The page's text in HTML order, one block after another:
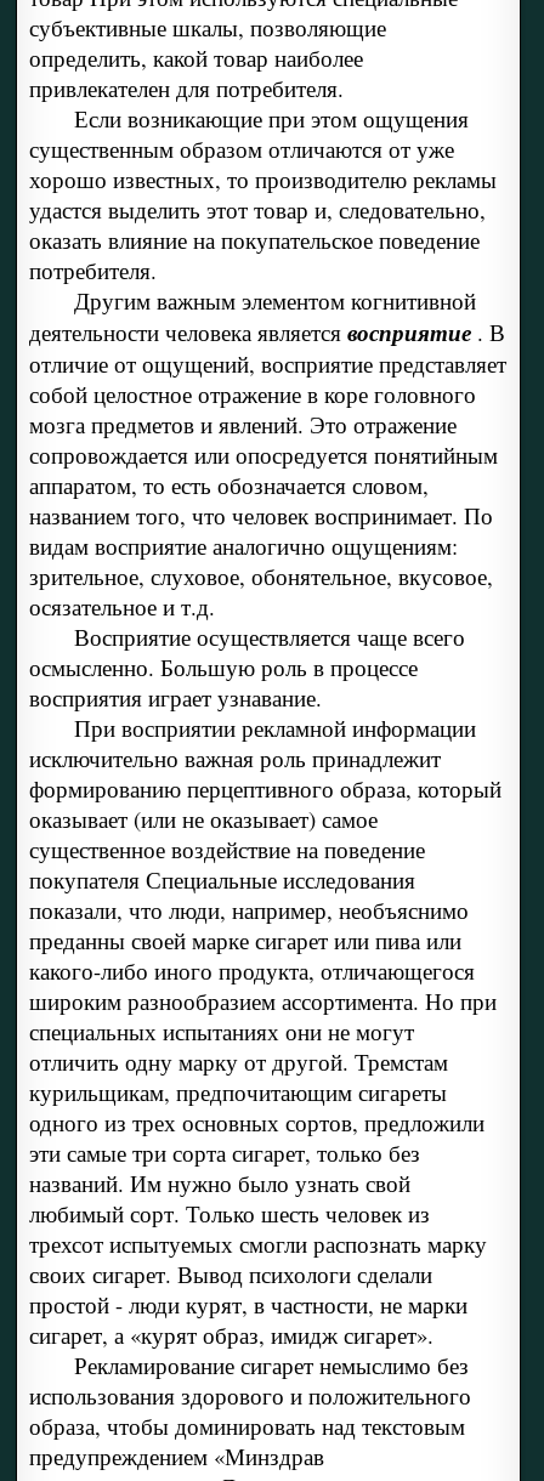
субъективные шкалы, позволяющие
определить, какой товар наиболее
привлекателен для потребителя.
Если возникающие при этом ощущения
существенным образом отличаются от уже
хорошо известных, то производителю рекламы
удастся выделить этот товар и, следовательно,
оказать влияние на покупательское поведение
потребителя.
Другим важным элементом когнитивной
деятельности человека является восприятие . В
отличие от ощущений, восприятие представляет
собой целостное отражение в коре головного
мозга предметов и явлений. Это отражение
сопровождается или опосредуется понятийным
аппаратом, то есть обозначается словом,
названием того, что человек воспринимает. По
видам восприятие аналогично ощущениям:
зрительное, слуховое, обонятельное, вкусовое,
осязательное и т.д.
Восприятие осуществляется чаще всего
осмысленно. Большую роль в процессе
восприятия играет узнавание.
При восприятии рекламной информации
исключительно важная роль принадлежит
формированию перцептивного образа, который
оказывает (или не оказывает) самое
существенное воздействие на поведение
покупателя Специальные исследования
показали, что люди, например, необъяснимо
преданны своей марке сигарет или пива или
какого-либо иного продукта, отличающегося
широким разнообразием ассортимента. Но при
специальных испытаниях они не могут
отличить одну марку от другой. Тремстам
курильщикам, предпочитающим сигареты
одного из трех основных сортов, предложили
эти самые три сорта сигарет, только без
названий. Им нужно было узнать свой
любимый сорт. Только шесть человек из
трехсот испытуемых смогли распознать марку
своих сигарет. Вывод психологи сделали
простой - люди курят, в частности, не марки
сигарет, а «курят образ, имидж сигарет».
Рекламирование сигарет немыслимо без
использования здорового и положительного
образа, чтобы доминировать над текстовым
предупреждением «Минздрав